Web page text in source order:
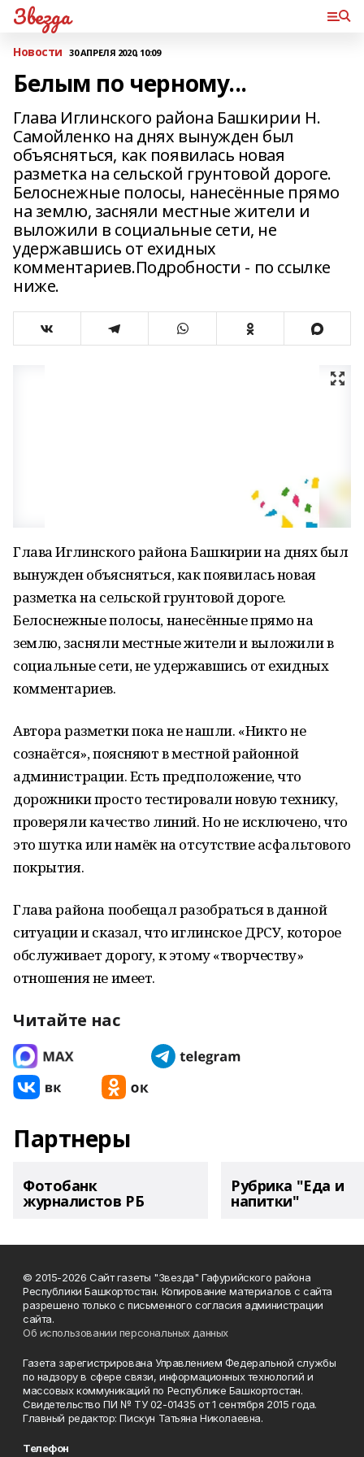
Звезда
Новости 30 АПРЕЛЯ 2020, 10:09
Белым по черному...
Глава Иглинского района Башкирии Н.
Самойленко на днях вынужден был
объясняться, как появилась новая
разметка на сельской грунтовой дороге.
Белоснежные полосы, нанесённые прямо
на землю, засняли местные жители и
выложили в социальные сети, не
удержавшись от ехидных
комментариев.Подробности - по ссылке
ниже.
Глава Иглинского района Башкирии на днях был
вынужден объясняться, как появилась новая
разметка на сельской грунтовой дороге.
Белоснежные полосы, нанесённые прямо на
землю, засняли местные жители и выложили в
социальные сети, не удержавшись от ехидных
комментариев.
Автора разметки пока не нашли. «Никто не
сознаётся», поясняют в местной районной
администрации. Есть предположение, что
дорожники просто тестировали новую технику,
проверяли качество линий. Но не исключено, что
это шутка или намёк на отсутствие асфальтового
покрытия.
Глава района пообещал разобраться в данной
ситуации и сказал, что иглинское ДРСУ, которое
обслуживает дорогу, к этому «творчеству»
отношения не имеет.
Читайте нас
Партнеры
Фотобанк
журналистов РБ
Рубрика "Еда и
напитки"
© 2015-2026 Сайт газеты "Звезда" Гафурийского района
Республики Башкортостан. Копирование материалов с сайта
разрешено только с письменного согласия администрации
сайта.
Об использовании персональных данных
Газета зарегистрирована Управлением Федеральной службы
по надзору в сфере связи, информационных технологий и
массовых коммуникаций по Республике Башкортостан.
Свидетельство ПИ № ТУ 02-01435 от 1 сентября 2015 года.
Главный редактор: Пискун Татьяна Николаевна.
Телефон